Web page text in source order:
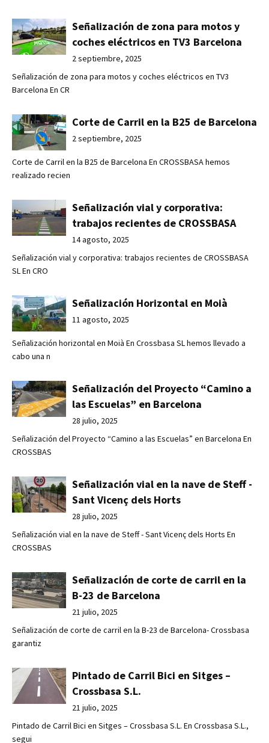
Señalización de zona para motos y
coches eléctricos en TV3 Barcelona
2 septiembre, 2025
Señalización de zona para motos y coches eléctricos en TV3
Barcelona En CR
Corte de Carril en la B25 de Barcelona
2 septiembre, 2025
Corte de Carril en la B25 de Barcelona En CROSSBASA hemos
realizado recien
Señalización vial y corporativa:
trabajos recientes de CROSSBASA
14 agosto, 2025
Señalización vial y corporativa: trabajos recientes de CROSSBASA
SL En CRO
Señalización Horizontal en Moià
11 agosto, 2025
Señalización horizontal en Moià En Crossbasa SL hemos llevado a
cabo una n
Señalización del Proyecto “Camino a
las Escuelas” en Barcelona
28 julio, 2025
Señalización del Proyecto “Camino a las Escuelas” en Barcelona En
CROSSBAS
Señalización vial en la nave de Steff -
Sant Vicenç dels Horts
28 julio, 2025
Señalización vial en la nave de Steff - Sant Vicenç dels Horts En
CROSSBAS
Señalización de corte de carril en la
B-23 de Barcelona
21 julio, 2025
Señalización de corte de carril en la B-23 de Barcelona- Crossbasa
garantiz
Pintado de Carril Bici en Sitges –
Crossbasa S.L.
21 julio, 2025
Pintado de Carril Bici en Sitges – Crossbasa S.L. En Crossbasa S.L.,
segui